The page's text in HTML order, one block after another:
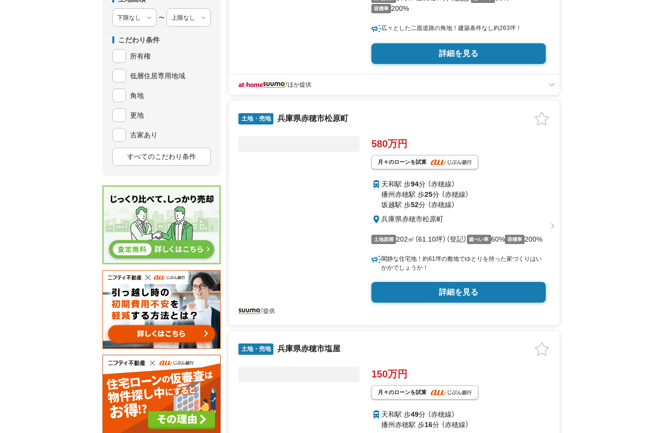
〜
こだわり条件
所有権
低層住居専用地域
角地
更地
古家あり
すべてのこだわり条件
容積率 200%
広々とした二面道路の角地！建築条件なし約263坪！
詳細を見る
ほか提供
土地・売地 兵庫県赤穂市松原町
580万円
月々のローンを試算
天和駅 歩94分 （赤穂線）
播州赤穂駅 歩25分 （赤穂線）
坂越駅 歩52分 （赤穂線）
兵庫県赤穂市松原町
土地面積 202㎡（61.10坪）（登記） 建ぺい率 60% 容積率 200%
閑静な住宅地！約61坪の敷地でゆとりを持った家づくりはい
かかでしょうか！
詳細を見る
提供
土地・売地 兵庫県赤穂市塩屋
150万円
月々のローンを試算
天和駅 歩49分 （赤穂線）
播州赤穂駅 歩16分 （赤穂線）